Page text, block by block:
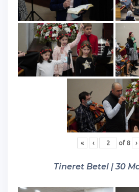
« ‹ of 8 ›
Tineret Betel | 30